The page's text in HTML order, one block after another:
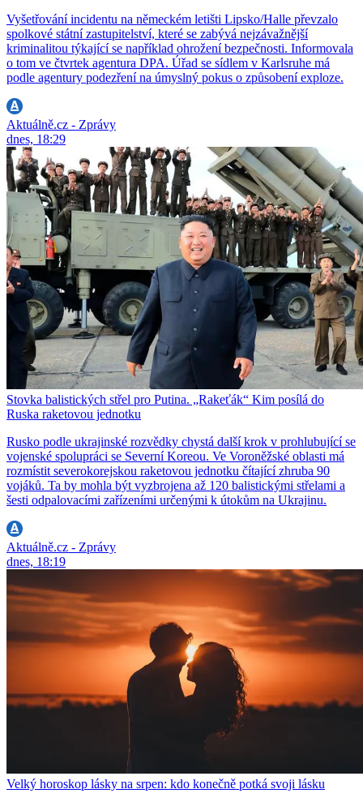
Vyšetřování incidentu na německém letišti Lipsko/Halle převzalo
spolkové státní zastupitelství, které se zabývá nejzávažnější
kriminalitou týkající se například ohrožení bezpečnosti. Informovala
o tom ve čtvrtek agentura DPA. Úřad se sídlem v Karlsruhe má
podle agentury podezření na úmyslný pokus o způsobení exploze.
Aktuálně.cz - Zprávy
dnes, 18:29
Stovka balistických střel pro Putina. „Rakeťák“ Kim posílá do
Ruska raketovou jednotku
Rusko podle ukrajinské rozvědky chystá další krok v prohlubující se
vojenské spolupráci se Severní Koreou. Ve Voroněžské oblasti má
rozmístit severokorejskou raketovou jednotku čítající zhruba 90
vojáků. Ta by mohla být vyzbrojena až 120 balistickými střelami a
šesti odpalovacími zařízeními určenými k útokům na Ukrajinu.
Aktuálně.cz - Zprávy
dnes, 18:19
Velký horoskop lásky na srpen: kdo konečně potká svoji lásku